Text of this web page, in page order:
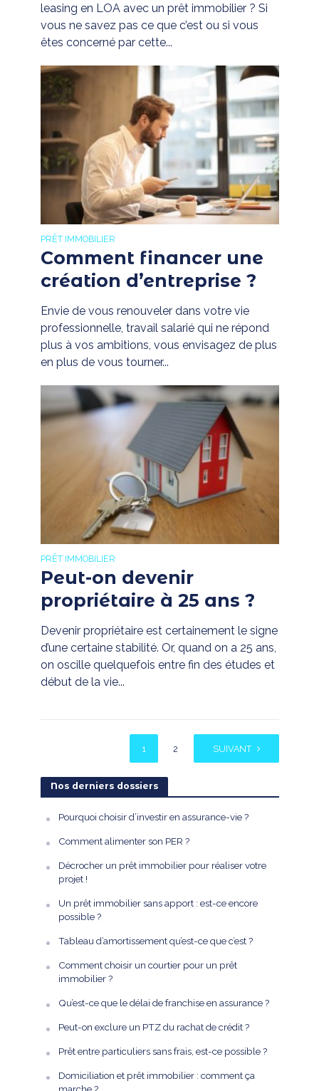
leasing en LOA avec un prêt immobilier ? Si
vous ne savez pas ce que c’est ou si vous
êtes concerné par cette...
PRÊT IMMOBILIER
Comment financer une
création d’entreprise ?
Envie de vous renouveler dans votre vie
professionnelle, travail salarié qui ne répond
plus à vos ambitions, vous envisagez de plus
en plus de vous tourner...
PRÊT IMMOBILIER
Peut-on devenir
propriétaire à 25 ans ?
Devenir propriétaire est certainement le signe
d’une certaine stabilité. Or, quand on a 25 ans,
on oscille quelquefois entre fin des études et
début de la vie...
1 2 SUIVANT
Nos derniers dossiers
Pourquoi choisir d’investir en assurance-vie ?
Comment alimenter son PER ?
Décrocher un prêt immobilier pour réaliser votre
projet !
Un prêt immobilier sans apport : est-ce encore
possible ?
Tableau d’amortissement qu’est-ce que c’est ?
Comment choisir un courtier pour un prêt
immobilier ?
Qu’est-ce que le délai de franchise en assurance ?
Peut-on exclure un PTZ du rachat de crédit ?
Prêt entre particuliers sans frais, est-ce possible ?
Domiciliation et prêt immobilier : comment ça